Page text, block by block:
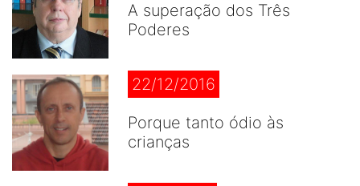
A superação dos Três
Poderes
22/12/2016
Porque tanto ódio às
crianças